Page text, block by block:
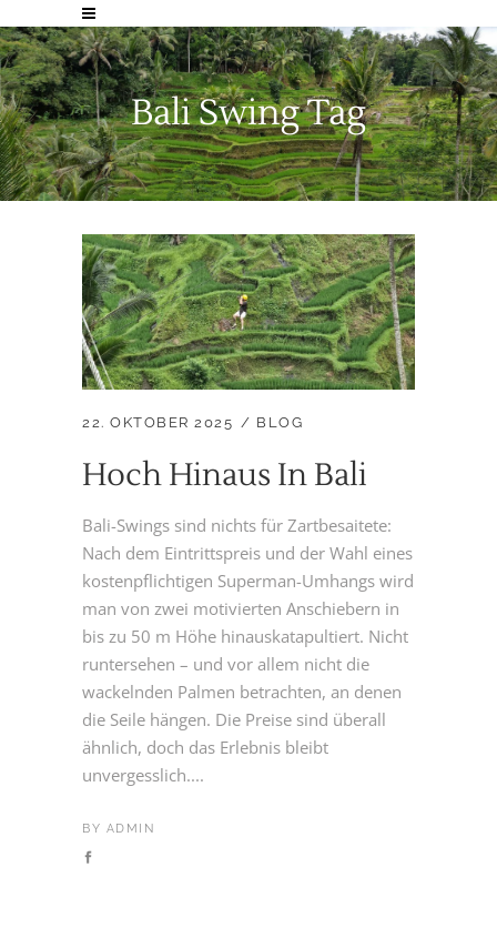
Bali Swing Tag
22. OKTOBER 2025 BLOG
Hoch Hinaus In Bali
Bali-Swings sind nichts für Zartbesaitete:
Nach dem Eintrittspreis und der Wahl eines
kostenpflichtigen Superman-Umhangs wird
man von zwei motivierten Anschiebern in
bis zu 50 m Höhe hinauskatapultiert. Nicht
runtersehen – und vor allem nicht die
wackelnden Palmen betrachten, an denen
die Seile hängen. Die Preise sind überall
ähnlich, doch das Erlebnis bleibt
unvergesslich....
BY ADMIN